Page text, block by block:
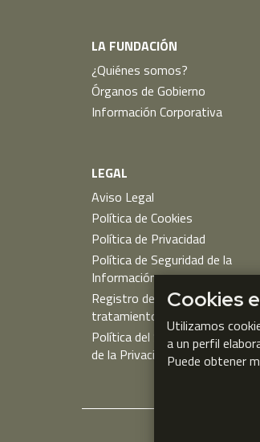
LA FUNDACIÓN
¿Quiénes somos?
Órganos de Gobierno
Información Corporativa
LEGAL
Aviso Legal
Política de Cookies
Política de Privacidad
Política de Seguridad de la
Información
Registro de actividades de
tratamiento
Política del Sistema de Gestión
de la Privacidad
Cookies
Utilizamos
a un perfil
Puede obtener